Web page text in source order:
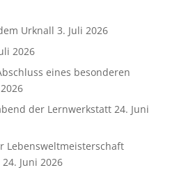
Urknall 3. Juli 2026
2026
eines besonderen
der Lernwerkstatt 24. Juni
Lebensweltmeisterschaft
24. Juni 2026